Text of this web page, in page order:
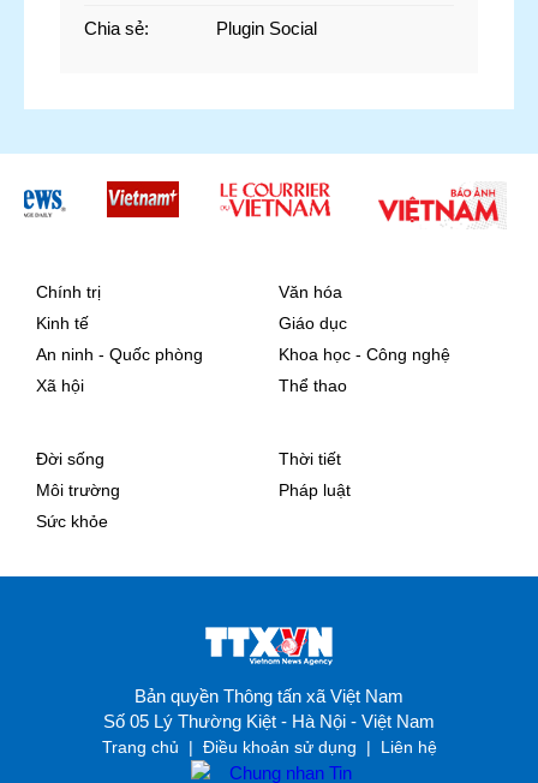
Chia sẻ: Plugin Social
Chính trị
Kinh tế
An ninh - Quốc phòng
Xã hội
Văn hóa
Giáo dục
Khoa học - Công nghệ
Thể thao
Đời sống
Môi trường
Sức khỏe
Thời tiết
Pháp luật
Bản quyền Thông tấn xã Việt Nam
Số 05 Lý Thường Kiệt - Hà Nội - Việt Nam
Trang chủ | Điều khoản sử dụng | Liên hệ